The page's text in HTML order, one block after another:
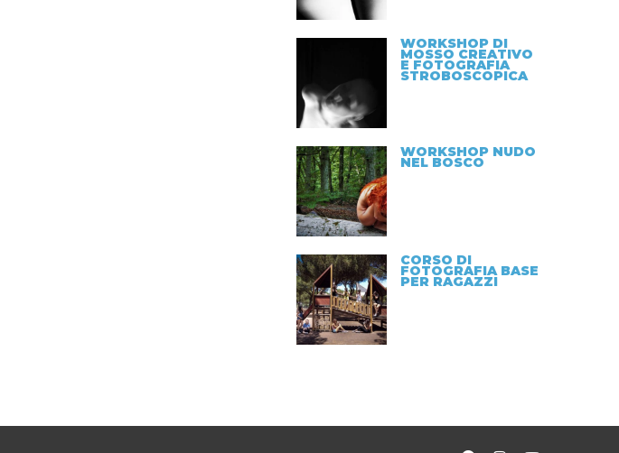
WORKSHOP DI
MOSSO CREATIVO
E FOTOGRAFIA
STROBOSCOPICA
WORKSHOP NUDO
NEL BOSCO
CORSO DI
FOTOGRAFIA BASE
PER RAGAZZI